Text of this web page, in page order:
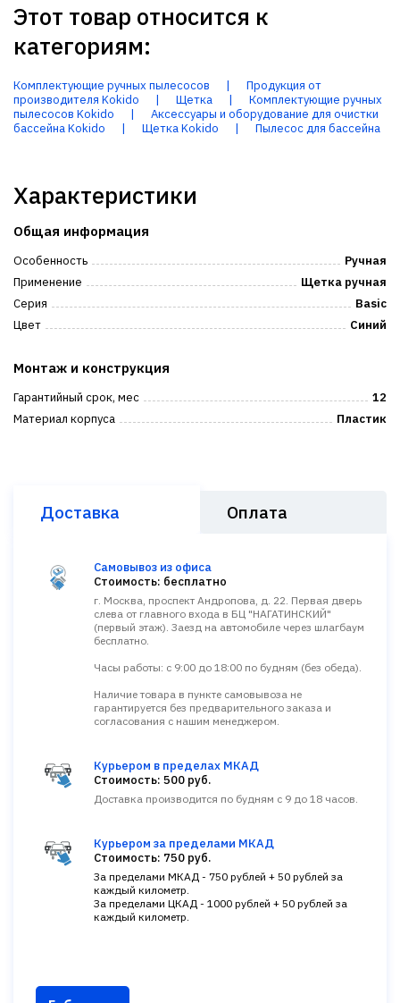
Этот товар относится к
категориям:
Комплектующие ручных пылесосов |
Продукция от
производителя Kokido
| Щетка |
Комплектующие ручных
пылесосов Kokido
|
Аксессуары и оборудование для очистки
бассейна Kokido
| Щетка Kokido | Пылесос для бассейна
Характеристики
Общая информация
Особенность
Ручная
Применение
Щетка ручная
Серия
Basic
Цвет
Синий
Монтаж и конструкция
Гарантийный срок, мес
12
Материал корпуса
Пластик
Доставка Оплата
Самовывоз из офиса
Стоимость: бесплатно
г. Москва, проспект Андропова, д. 22. Первая дверь
слева от главного входа в БЦ "НАГАТИНСКИЙ"
(первый этаж). Заезд на автомобиле через шлагбаум
бесплатно.
Часы работы: с 9:00 до 18:00 по будням (без обеда).
Наличие товара в пункте самовывоза не
гарантируется без предварительного заказа и
согласования с нашим менеджером.
Курьером в пределах МКАД
Стоимость: 500 руб.
Доставка производится по будням с 9 до 18 часов.
Курьером за пределами МКАД
Стоимость: 750 руб.
За пределами МКАД - 750 рублей + 50 рублей за
каждый километр.
За пределами ЦКАД - 1000 рублей + 50 рублей за
каждый километр.